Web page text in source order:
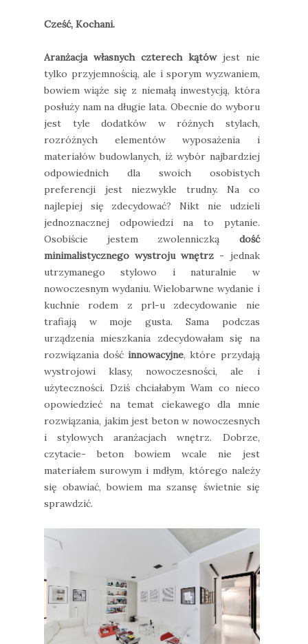
Cześć, Kochani.
Aranżacja własnych czterech kątówjest nie
tylko przyjemnością, ale i sporym wyzwaniem,
bowiem wiąże się z niemałą inwestycją, która
posłuży nam na długie lata. Obecnie do wyboru
jest tyle dodatków w różnych stylach,
rozróżnych elementów wyposażenia i
materiałów budowlanych, iż wybór najbardziej
odpowiednich dla swoich osobistych
preferencji jest niezwykle trudny. Na co
najlepiej się zdecydować? Nikt nie udzieli
jednoznacznej odpowiedzi na to pytanie.
Osobiście jestem zwolenniczką dość
minimalistycznego wystroju wnętrz - jednak
utrzymanego stylowo i naturalnie w
nowoczesnym wydaniu. Wielobarwne wydanie i
kuchnie rodem z prl-u zdecydowanie nie
trafiają w moje gusta. Sama podczas
urządzenia mieszkania zdecydowałam się na
rozwiązania dośćinnowacyjne, które przydają
wystrojowi klasy, nowoczesności, ale i
użyteczności. Dziś chciałabym Wam co nieco
opowiedzieć na temat ciekawego dla mnie
rozwiązania, jakim jest beton w nowoczesnych
i stylowych aranżacjach wnętrz. Dobrze,
czytacie- beton bowiem wcale nie jest
materiałem surowym i mdłym, którego należy
się obawiać, bowiem ma szansę świetnie się
sprawdzić.